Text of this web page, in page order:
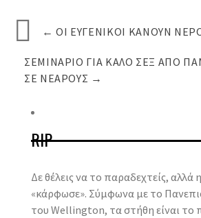
← ΟΙ ΕΥΓΕΝΙΚΟΊ ΚΆΝΟΥΝ
ΣΕΜΙΝΆΡΙΟ ΓΙΑ ΚΑΛΌ ΣΕΞ ΑΠΌ
ΣΕ ΝΕΑΡΟΎΣ →
RIP
Δε θέλεις να το παραδεχτείς, αλλά
«κάρφωσε». Σύμφωνα με το
του Wellington, τα στήθη είναι το